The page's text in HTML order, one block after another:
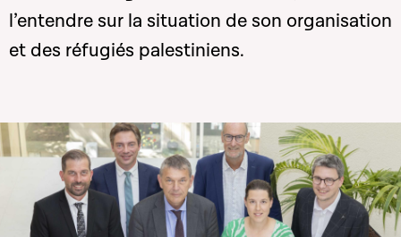
l’entendre sur la situation de son organisation
et des réfugiés palestiniens.